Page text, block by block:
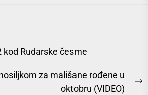
kod Rudarske česme
za mališane rođene u
oktobru (VIDEO)